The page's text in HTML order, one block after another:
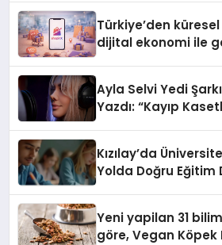
Türkiye’den
dijital ekonomi ile
Ayla Selvi Yedi
Yazdı: “Kayıp
Kızılay’da
Yolda Doğru Eğitim
Yeni yapilan 31
göre, Vegan Köpek